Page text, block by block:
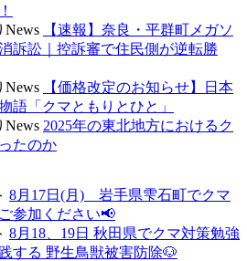
News
【速報】奈良・平群町メガソ
訴訟｜控訴審で住民側が逆転勝
News
【価格改定のお知らせ】日本
語「クマともりとひと」
News 2025年の東北地方におけるク
たのか
8月17日(月) 岩手県雫石町でクマ
参加ください📢
8月18、19日 秋田県でクマ対策勉強
する 野生鳥獣被害防除🐶